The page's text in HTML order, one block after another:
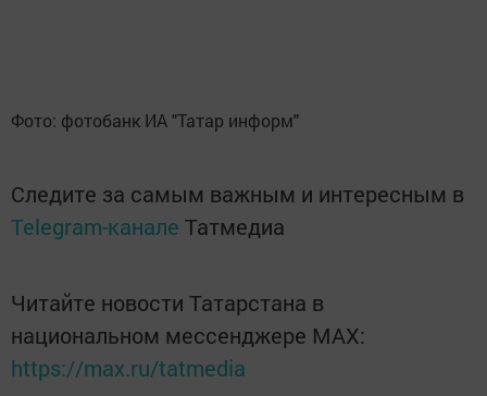
Фото: фотобанк ИА "Татар информ"
Следите за самым важным и интересным в
Telegram-канале Татмедиа
Читайте новости Татарстана в
национальном мессенджере MАХ:
https://max.ru/tatmedia